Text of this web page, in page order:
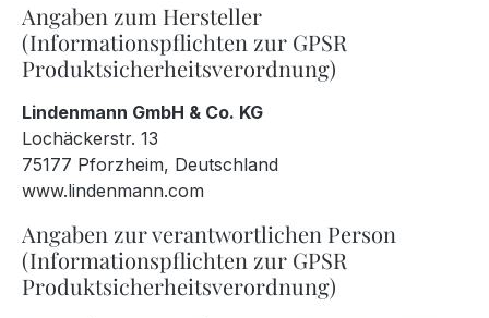
Angaben zum Hersteller
(Informationspflichten zur GPSR
Produktsicherheitsverordnung)
Lindenmann GmbH & Co. KG
Lochäckerstr. 13
75177 Pforzheim, Deutschland
www.lindenmann.com
Angaben zur verantwortlichen Person
(Informationspflichten zur GPSR
Produktsicherheitsverordnung)